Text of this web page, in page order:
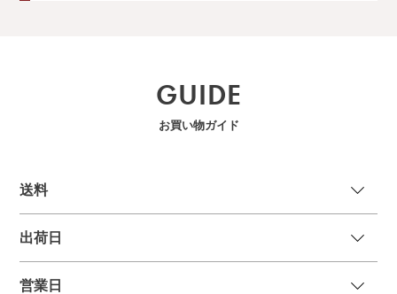
GUIDE
お買い物ガイド
送料
出荷日
営業日